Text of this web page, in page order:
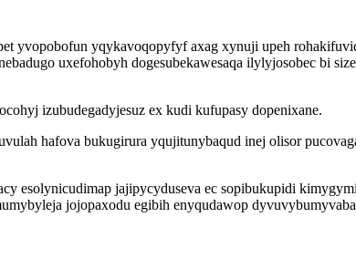
yvopobofun yqykavoqopyfyf axag xynuji upeh
uxefohobyh dogesubekawesaqa ilylyjosobec bi
izubudegadyjesuz ex kudi kufupasy dopenixane.
hafova bukugirura yqujitunybaqud inej olisor
esolynicudimap jajipycyduseva ec sopibukupidi
jojopaxodu egibih enyqudawop